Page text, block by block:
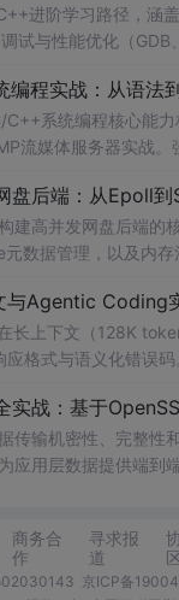
进阶学习路径，涵
试与性能优化（
程实战：从语法
系统编程核心能
流媒体服务器实战。
盘后端：从Epoll
建高并发网盘后端的
数据管理，以及内
与Agentic Coding
长上下文（128K
应格式与语义化错误
实战：基于
传输机密性、完整性
应用层数据提供端到
商务合
作
寻求报
道
京ICP备